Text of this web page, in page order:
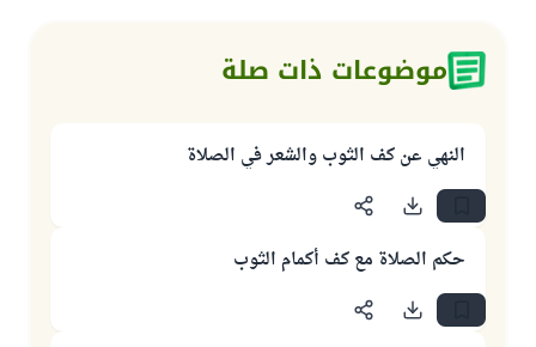
موضوعات ذات صلة
النهي عن كف الثوب والشعر في الصلاة
حكم الصلاة مع كف أكمام الثوب